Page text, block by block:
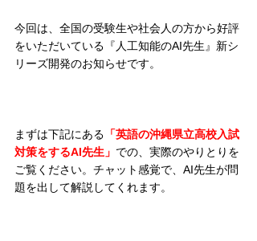
今回は、全国の受験生や社会人の方から好評
をいただいている『人工知能のAI先生』新シ
リーズ開発のお知らせです。
まずは下記にある 「英語の沖縄県立高校入試
対策をするAI先生」 での、実際のやりとりを
ご覧ください。チャット感覚で、AI先生が問
題を出して解説してくれます。